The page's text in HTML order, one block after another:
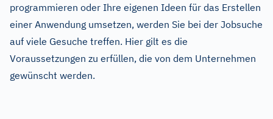
programmieren oder Ihre eigenen Ideen für das Erstellen
einer Anwendung umsetzen, werden Sie bei der Jobsuche
auf viele Gesuche treffen. Hier gilt es die
Voraussetzungen zu erfüllen, die von dem Unternehmen
gewünscht werden.